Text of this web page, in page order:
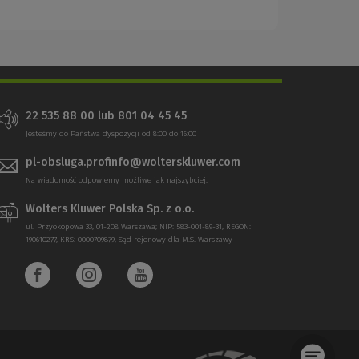
22 535 88 00 lub 801 04 45 45
Jesteśmy do Państwa dyspozycji od 8:00 do 16:00
pl-obsluga.profinfo@wolterskluwer.com
Na wiadomość odpowiemy możliwe jak najszybciej.
Wolters Kluwer Polska Sp. z o.o.
ul. Przyokopowa 33, 01-208 Warszawa; NIP: 583-001-89-31, REGON:
190610277, KRS: 0000709879, Sąd rejonowy dla M.S. Warszawy